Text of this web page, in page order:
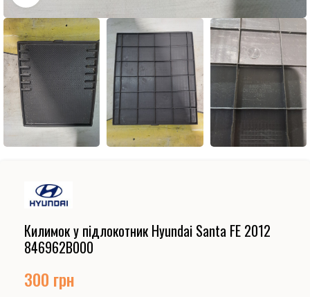
Килимок у підлокотник Hyundai Santa FE 2012
846962B000
300 грн